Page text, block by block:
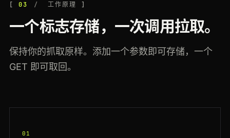
03 工作原理
一个标志存储，一次调用拉取。
保持你的抓取原样。添加一个参数即可存储，一个
GET 即可取回。
01